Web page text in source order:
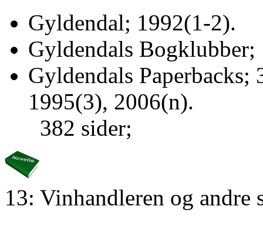
Gyldendal; 1992(1-2).
Gyldendals
Gyldendals
1995(3), 2006(n).
382 sider;
13: Vinhandleren og andre